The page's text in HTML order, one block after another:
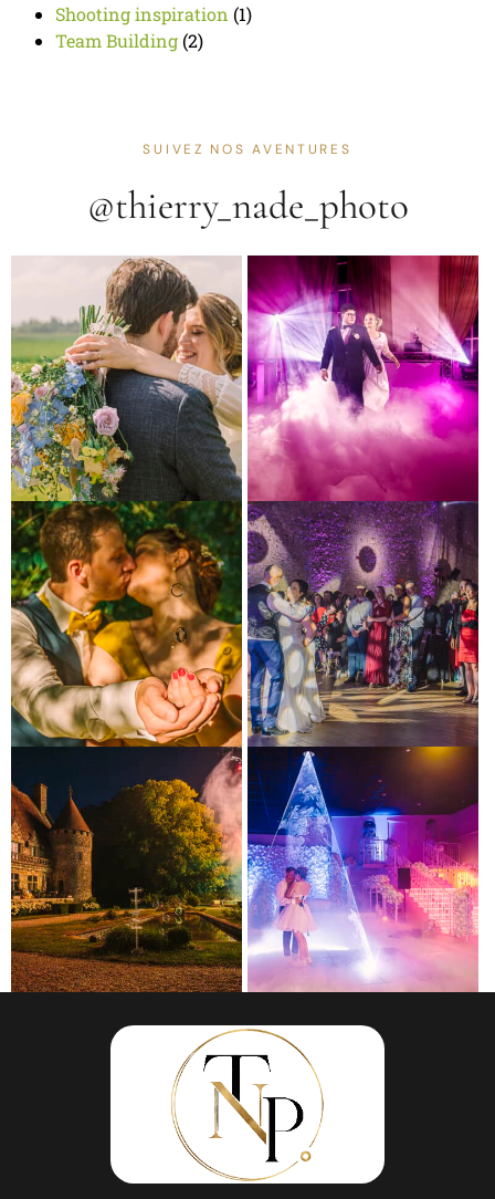
Shooting inspiration (1)
Team Building(2)
SUIVEZ NOS AVENTURES
@thierry_nade_photo